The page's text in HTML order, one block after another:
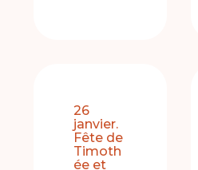
26
janvier.
Fête de
Timoth
ée et